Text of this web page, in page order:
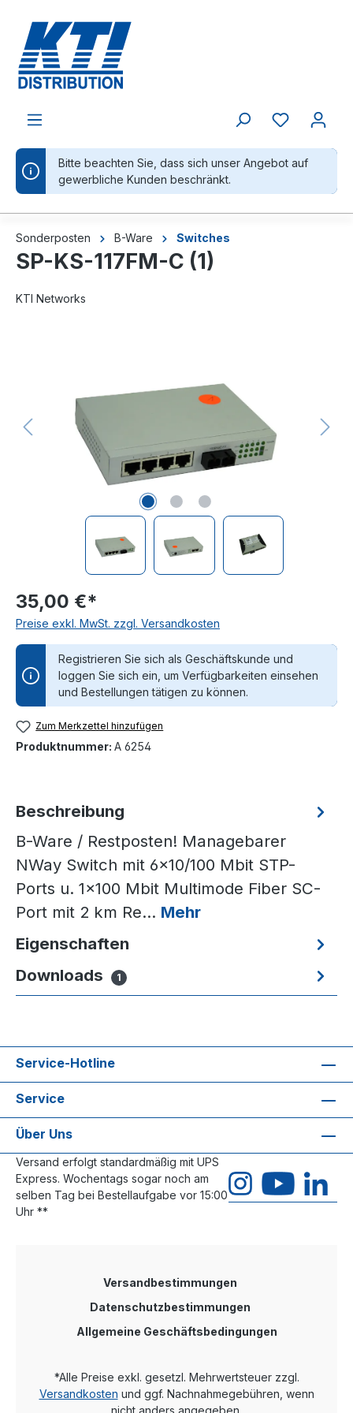
Bitte beachten Sie, dass sich unser Angebot auf
gewerbliche Kunden beschränkt.
Sonderposten B-Ware Switches
SP-KS-117FM-C (1)
KTI Networks
35,00 €*
Preise exkl. MwSt. zzgl. Versandkosten
Registrieren Sie sich als Geschäftskunde und
loggen Sie sich ein, um Verfügbarkeiten einsehen
und Bestellungen tätigen zu können.
Zum Merkzettel hinzufügen
Produktnummer: A 6254
Beschreibung
B-Ware / Restposten! Managebarer
NWay Switch mit 6x10/100 Mbit STP-
Ports u. 1x100 Mbit Multimode Fiber SC-
Port mit 2 km Re… Mehr
Eigenschaften
Downloads
1
Service-Hotline
Service
Über Uns
Versand erfolgt standardmäßig mit UPS
Express. Wochentags sogar noch am
selben Tag bei Bestellaufgabe vor 15:00
Uhr **
Versandbestimmungen
Datenschutzbestimmungen
Allgemeine Geschäftsbedingungen
*Alle Preise exkl. gesetzl. Mehrwertsteuer zzgl.
Versandkosten und ggf. Nachnahmegebühren, wenn